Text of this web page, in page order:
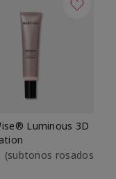
Luminous 3D
(subtonos rosados